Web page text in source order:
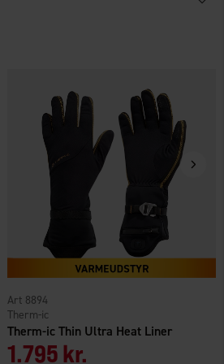
3.9 ud af 5 stjerner
Therm-ic Thin Ultra Heat Liner
Therm-ic
8894
1.795 kr.